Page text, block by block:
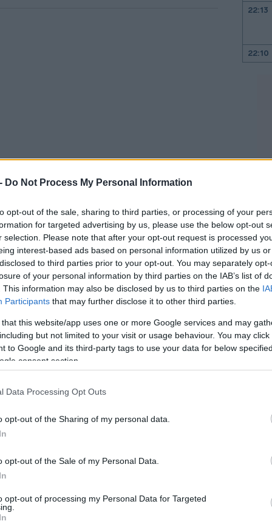
Do Not Process My Personal Information
opt-out of the sale, sharing to third parties, or processing of your
for targeted advertising by us, please use the below opt-out
selection. Please note that after your opt-out request is processed
interest-based ads based on personal information utilized by us
to third parties prior to your opt-out. You may separately
of your personal information by third parties on the IAB’s list of
This information may also be disclosed by us to third parties on the
Participants that may further disclose it to other third parties.
that this website/app uses one or more Google services and may
but not limited to your visit or usage behaviour. You may
to Google and its third-party tags to use your data for below
consent section.
Data Processing Opt Outs
opt-out of the Sharing of my personal data.
opt-out of the Sale of my Personal Data.
opt-out of processing my Personal Data for Targeted
της επιδημίας στη χώρα, επίσης
15.987, για δεύτερη συνεχή
παρουσιάζει μεγάλη άνοδο τις
για ένα νέο ιδιαίτερα σφοδρό κύμα
22:13
22:10
21:46
21:27
21:11
21:01